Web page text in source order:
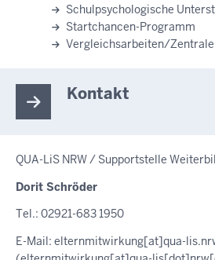
Schulpsychologische
Startchancen-Programm
Vergleichsarbeiten/
Kontakt
QUA-LiS NRW / Supportstelle
Dorit Schröder
Tel.: 02921-683 1950
E-Mail: elternmitwirkung[at]qua-